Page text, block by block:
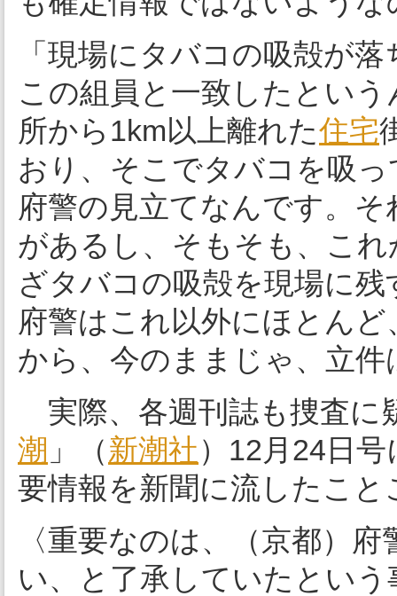
「現場にタバコの吸殻が
この組員と一致したとい
所から1km以上離れた住宅
おり、そこでタバコを吸
府警の見立てなんです。
があるし、そもそも、これ
ざタバコの吸殻を現場に
府警はこれ以外にほとん
から、今のままじゃ、立
実際、各週刊誌も捜査に
潮 」（新潮社）12月24日
要情報を新聞に流したこ
〈重要なのは、（京都）
い、と了承していたとい